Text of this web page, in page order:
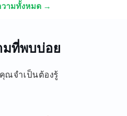
ามทั้งหมด →
มที่พบบ่อย
ณจำเป็นต้องรู้